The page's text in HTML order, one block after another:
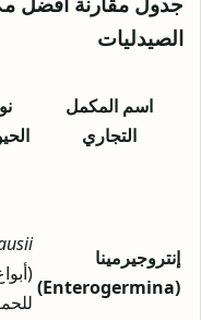
الصيدليات
اسم المكمل
التجاري
إنتروجيرمينا